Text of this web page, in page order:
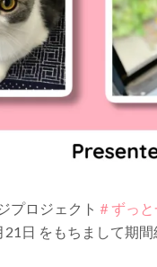
プロジェクト ＃ずっ
日 をもちまして期間